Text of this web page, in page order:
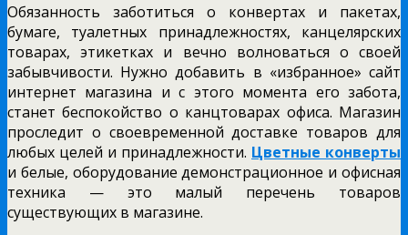
Обязанность заботиться о конвертах и пакетах,
бумаге, туалетных принадлежностях, канцелярских
товарах, этикетках и вечно волноваться о своей
забывчивости. Нужно добавить в «избранное» сайт
интернет магазина и с этого момента его забота,
станет беспокойство о канцтоварах офиса. Магазин
проследит о своевременной доставке товаров для
любых целей и принадлежности. Цветные конверты
и белые, оборудование демонстрационное и офисная
техника — это малый перечень товаров
существующих в магазине.